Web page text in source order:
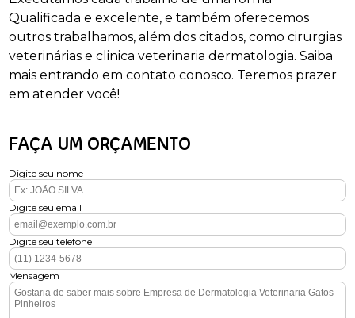
Qualificada e excelente, e também oferecemos
outros trabalhamos, além dos citados, como cirurgias
veterinárias e clinica veterinaria dermatologia. Saiba
mais entrando em contato conosco. Teremos prazer
em atender você!
FAÇA UM ORÇAMENTO
Digite seu nome
Digite seu email
Digite seu telefone
Mensagem